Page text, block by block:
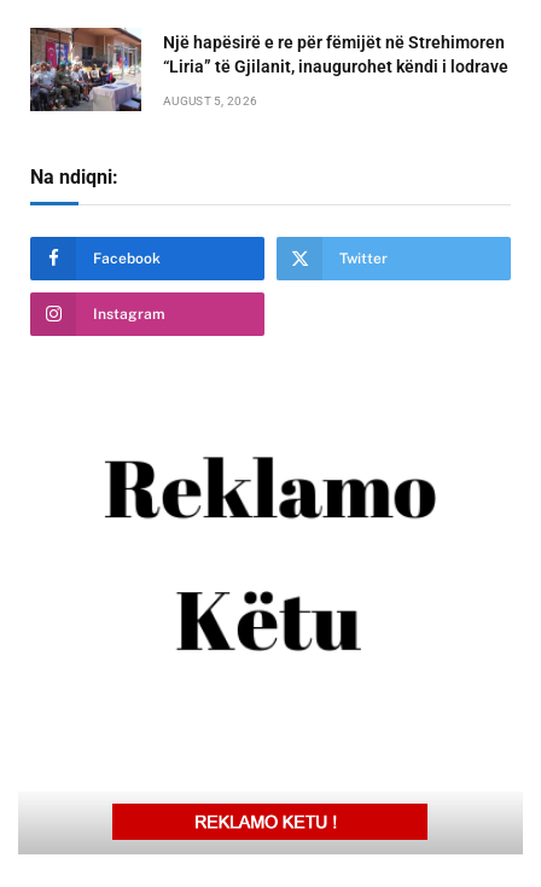
Një hapësirë e re për fëmijët në Strehimoren
“Liria” të Gjilanit, inaugurohet këndi i lodrave
AUGUST 5, 2026
Na ndiqni:
Facebook Twitter
Instagram